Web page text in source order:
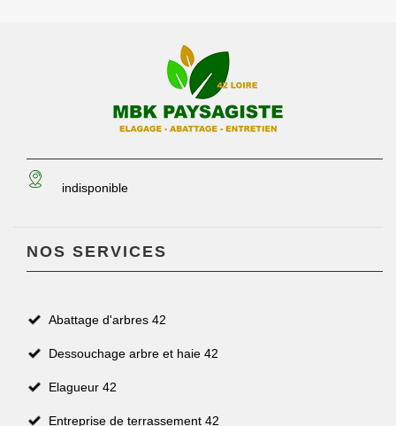
indisponible
NOS SERVICES
Abattage d'arbres 42
Dessouchage arbre et haie 42
Elagueur 42
Entreprise de terrassement 42